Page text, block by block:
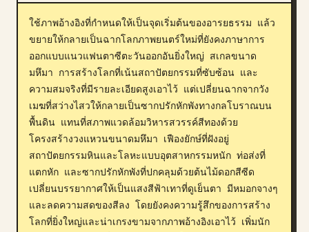
บล็อก
อัปเดต
ใช้ภาพอ้างอิงที่กำหนดให้เป็นจุดเริ่มต้นของอารยธรรม แล้ว
ขยายให้กลายเป็นฉากโลกภาพยนตร์ใหม่ที่ยังคงภาษาการ
ออกแบบแนวแฟนตาซีตะวันออกอันยิ่งใหญ่ สเกลขนาด
มหึมา การสร้างโลกที่เน้นสถาปัตยกรรมที่ซับซ้อน และ
ความสมจริงที่มีรายละเอียดสูงเอาไว้ แต่เปลี่ยนฉากจากวัง
เมฆที่สว่างไสวให้กลายเป็นซากปรักหักพังทางกลโบราณบน
พื้นดิน แทนที่สภาพแวดล้อมวิหารสวรรค์สีทองด้วย
โครงสร้างวงแหวนขนาดมหึมา เฟืองยักษ์ที่ฝังอยู่
สถาปัตยกรรมหินและโลหะแบบอุตสาหกรรมหนัก ท่อส่งที่
แตกหัก และซากปรักหักพังที่ปกคลุมด้วยต้นไม้ดอกสีซีด
เปลี่ยนบรรยากาศให้เป็นแสงสีฟ้าเทาที่ดูเย็นตา มีหมอกจางๆ
และลดความสดของสีลง โดยยังคงความรู้สึกของการสร้าง
โลกที่ยิ่งใหญ่และน่าเกรงขามจากภาพอ้างอิงเอาไว้ เพิ่มนัก